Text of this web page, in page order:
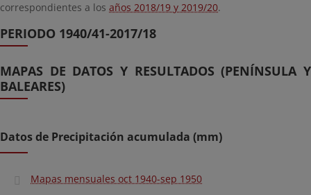
correspondientes a los años 2018/19 y 2019/20.
PERIODO 1940/41-2017/18
MAPAS DE DATOS Y RESULTADOS (PENÍNSULA Y
BALEARES)
Datos de Precipitación acumulada (mm)
Mapas mensuales oct 1940-sep 1950